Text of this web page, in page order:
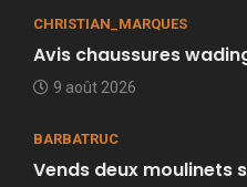
CHRISTIAN_MARQUES
Avis chaussures
9 août 2026
BARBATRUC
Vends deux moulinets